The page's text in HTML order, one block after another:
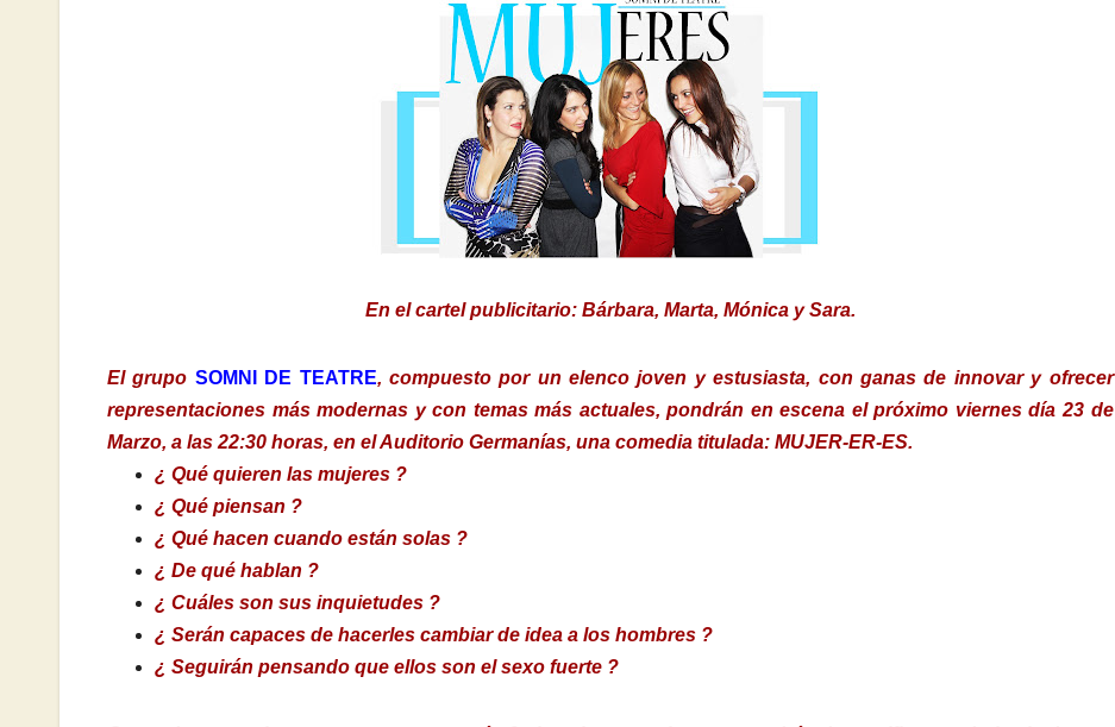
En el cartel publicitario: Bárbara, Marta, Mónica y Sara.
El grupo SOMNI DE TEATRE, compuesto por un elenco joven y estusiasta, con ganas de innovar y ofrecer
representaciones más modernas y con temas más actuales, pondrán en escena el próximo viernes día 23 de
Marzo, a las 22:30 horas, en el Auditorio Germanías, una comedia titulada: MUJER-ER-ES.
¿ Qué quieren las mujeres ?
¿ Qué piensan ?
¿ Qué hacen cuando están solas ?
¿ De qué hablan ?
¿ Cuáles son sus inquietudes ?
¿ Serán capaces de hacerles cambiar de idea a los hombres ?
¿ Seguirán pensando que ellos son el sexo fuerte ?